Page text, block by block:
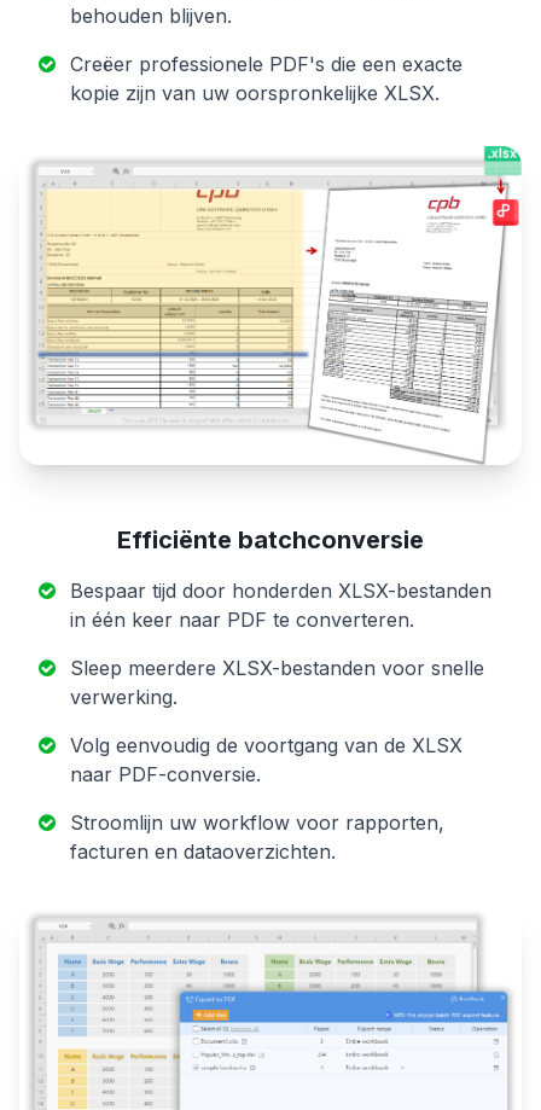
behouden blijven.
Creëer professionele PDF's die een exacte
kopie zijn van uw oorspronkelijke XLSX.
Efficiënte batchconversie
Bespaar tijd door honderden XLSX-bestanden
in één keer naar PDF te converteren.
Sleep meerdere XLSX-bestanden voor snelle
verwerking.
Volg eenvoudig de voortgang van de XLSX
naar PDF-conversie.
Stroomlijn uw workflow voor rapporten,
facturen en dataoverzichten.